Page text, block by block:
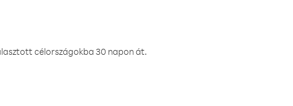
célországokba 30 napon át.